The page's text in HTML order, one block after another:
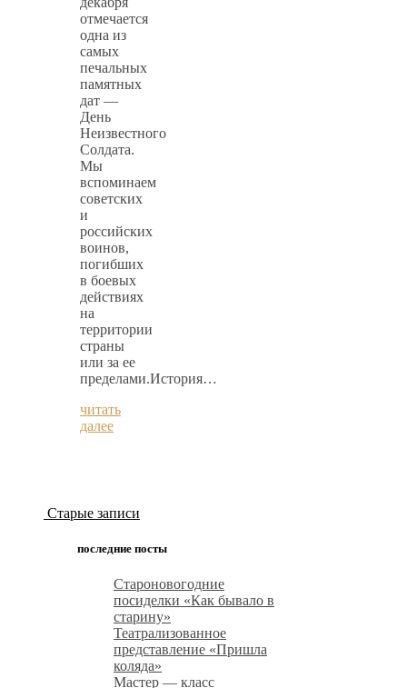
отмечается
одна из
самых
печальных
памятных
дат —
День
Неизвестного
Солдата.
Мы
вспоминаем
советских
и
российских
воинов,
погибших
в боевых
действиях
на
территории
страны
или за ее
пределами.История…
читать
далее
Старые записи
последние посты
Староновогодние
посиделки «Как бывало в
старину»
Театрализованное
представление «Пришла
коляда»
Мастер — класс